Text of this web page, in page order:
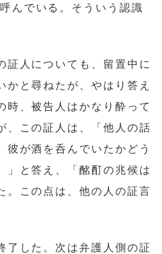
んでいる。そういう認識
証人についても、留置中に
と尋ねたが、やはり答え
時、被告人はかなり酔って
、この証人は、「他人の話
彼が酒を呑んでいたかどう
」と答え、「酩酊の兆候は
。この点は、他の人の証言
了した。次は弁護人側の証